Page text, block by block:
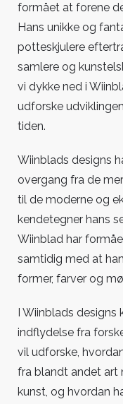
formået at forene
Hans unikke og
potteskjulere
samlere og
vi dykke ned i
udforske
tiden.
Wiinblads designs
overgang fra de
til de moderne og
kendetegner hans
Wiinblad har
samtidig med at
former, farver og
I Wiinblads
indflydelse fra
vil udforske,
fra blandt andet art
kunst, og hvordan